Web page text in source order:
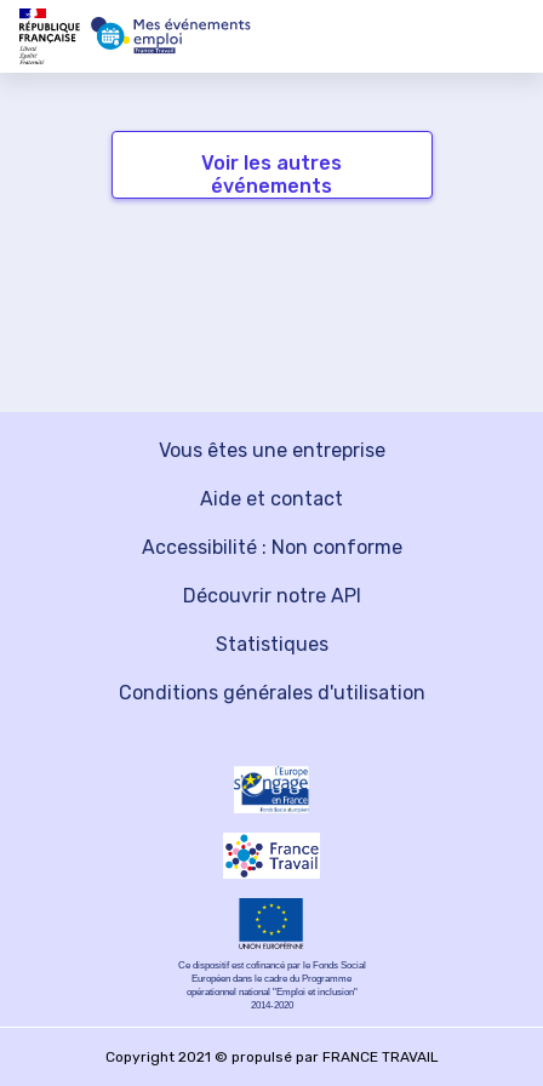
Voir les autres
événements
Vous êtes une entreprise
Découvrir notre API
Aide et contact
Statistiques
Accessibilité : Non conforme
Conditions générales d'utilisation
Ce dispositif est cofinancé par le Fonds Social
Européen dans le cadre du Programme
opérationnel national "Emploi et inclusion"
2014-2020
Copyright 2021 © propulsé par FRANCE TRAVAIL